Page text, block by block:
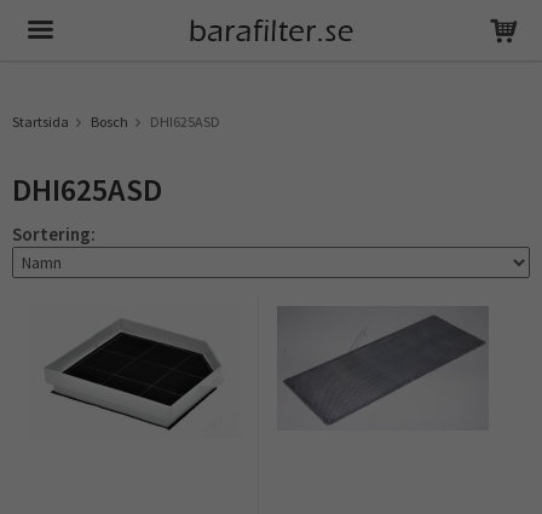
Startsida Bosch DHI625ASD
DHI625ASD
Sortering: